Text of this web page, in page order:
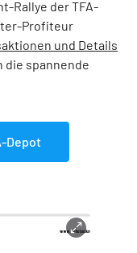
Rallye der TFA-
Profiteur
und Details
die spannende
Depot